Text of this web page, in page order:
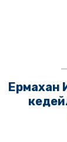
Ермахан